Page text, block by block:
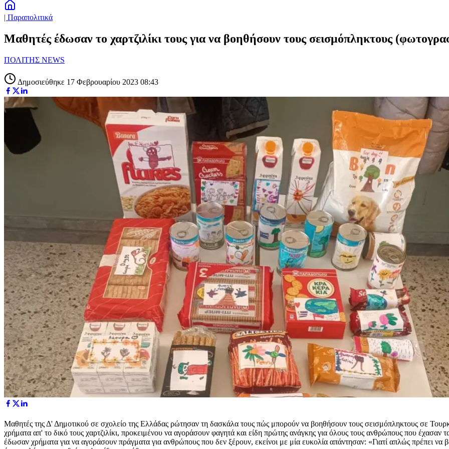
| Παραπολιτικά
Μαθητές έδωσαν το χαρτζιλίκι τους για να βοηθήσουν τους σεισμόπληκτους
ΠΟΛΙΤΗΣ NEWS
Δημοσιεύθηκε 17 Φεβρουαρίου 2023 08:43
Μαθητές της Δ' Δημοτικού σε σχολείο της Ελλάδας ρώτησαν τη δασκάλα τους πώς μπορούν να βοηθήσουν τους σεισμόπληκτους σε
χρήματα απ' το δικό τους χαρτζιλίκι, προκειμένου να αγοράσουν φαγητά και είδη πρώτης ανάγκης για όλους τους ανθρώπους που
έδωσαν χρήματα για να αγοράσουν πράγματα για ανθρώπους που δεν ξέρουν, εκείνοι με μία ευκολία απάντησαν: «Γιατί απλώς πρέπει